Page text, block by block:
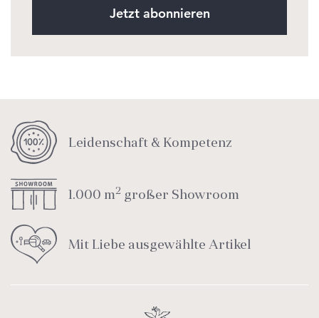
Jetzt abonnieren
Leidenschaft & Kompetenz
1.000 m2 großer Showroom
Mit Liebe ausgewählte Artikel